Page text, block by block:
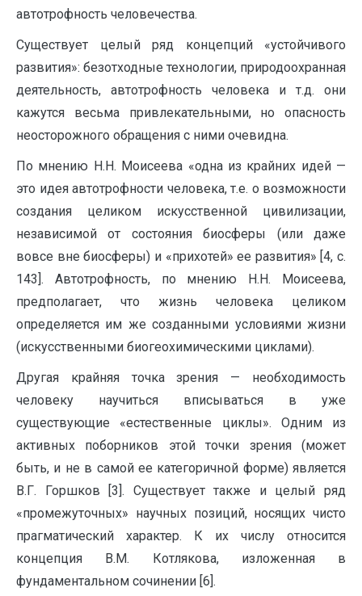
автотрофность человечества.
Существует целый ряд концепций «устойчивого
развития»: безотходные технологии, природоохранная
деятельность, автотрофность человека и т.д. они
кажутся весьма привлекательными, но опасность
неосторожного обращения с ними очевидна.
По мнению Н.Н. Моисеева «одна из крайних идей —
это идея автотрофности человека, т.е. о возможности
создания целиком искусственной цивилизации,
независимой от состояния биосферы (или даже
вовсе вне биосферы) и «прихотей» ее развития» [4, с.
143]. Автотрофность, по мнению Н.Н. Моисеева,
предполагает, что жизнь человека целиком
определяется им же созданными условиями жизни
(искусственными биогеохимическими циклами).
Другая крайняя точка зрения — необходимость
человеку научиться вписываться в уже
существующие «естественные циклы». Одним из
активных поборников этой точки зрения (может
быть, и не в самой ее категоричной форме) является
В.Г. Горшков [3]. Существует также и целый ряд
«промежуточных» научных позиций, носящих чисто
прагматический характер. К их числу относится
концепция В.М. Котлякова, изложенная в
фундаментальном сочинении [6].